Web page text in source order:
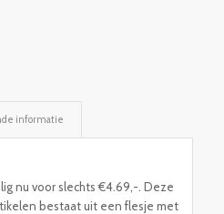
informatie
nu voor slechts €4.69,-. Deze
bestaat uit een flesje met